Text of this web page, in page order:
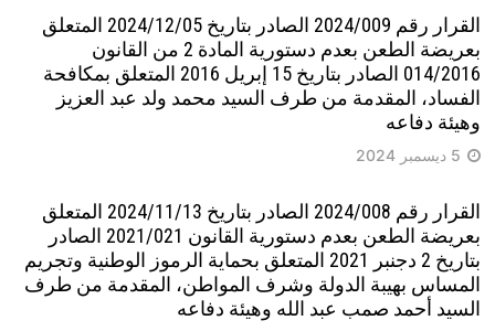
القرار رقم 2024/009 الصادر بتاريخ 2024/12/05 المتعلق
بعريضة الطعن بعدم دستورية المادة 2 من القانون
014/2016 الصادر بتاريخ 15 إبريل 2016 المتعلق بمكافحة
الفساد، المقدمة من طرف السيد محمد ولد عبد العزيز
وهيئة دفاعه
5 ديسمبر 2024
القرار رقم 2024/008 الصادر بتاريخ 2024/11/13 المتعلق
بعريضة الطعن بعدم دستورية القانون 2021/021 الصادر
بتاريخ 2 دجنبر 2021 المتعلق بحماية الرموز الوطنية وتجريم
المساس بهيبة الدولة وشرف المواطن، المقدمة من طرف
السيد أحمد صمب عبد الله وهيئة دفاعه